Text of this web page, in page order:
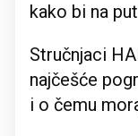
kako bi na
Stručnjaci
najčešće
i o čemu